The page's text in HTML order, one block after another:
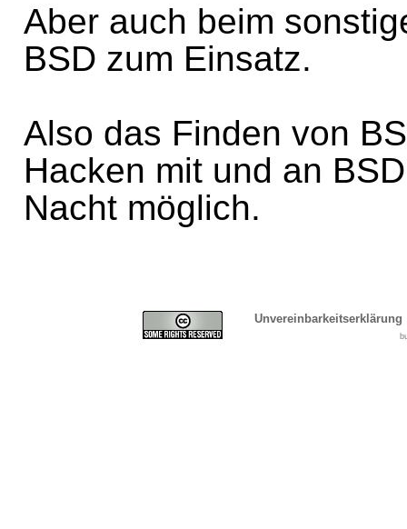
Aber auch beim
BSD zum Einsatz.
Also das Finden von
Hacken mit und an
Nacht möglich.
Unvereinbarkeitserklärung